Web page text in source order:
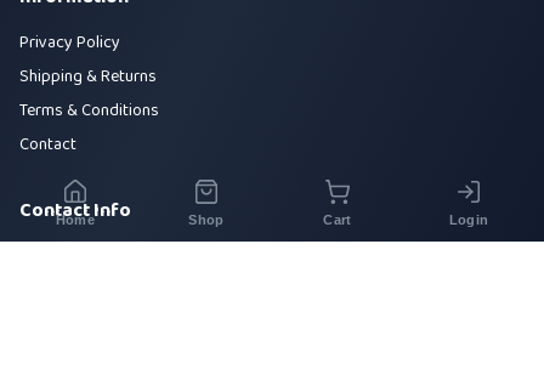
Privacy Policy
Shipping & Returns
Terms & Conditions
Contact
Contact Info
Home Shop Cart Login